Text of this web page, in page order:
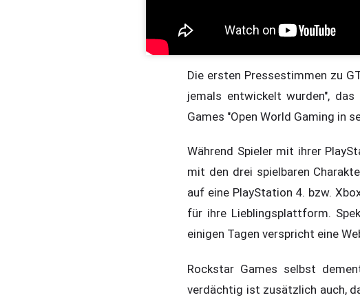
Die ersten Pressestimmen zu
jemals entwickelt wurden",
Games "Open World Gaming in
Während Spieler mit ihrer
mit den drei spielbaren
auf eine PlayStation 4. bzw.
für ihre Lieblingsplattform.
einigen Tagen verspricht eine
Rockstar Games selbst
verdächtig ist zusätzlich auch,